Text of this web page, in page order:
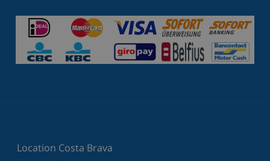
Location Costa Brava